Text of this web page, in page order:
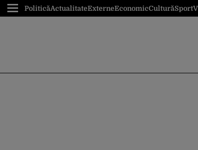
PoliticăActualitateExterneEconomicCulturăSport